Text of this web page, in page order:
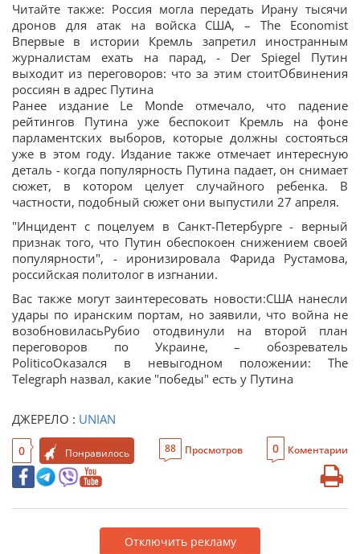
Читайте также: Россия могла передать Ирану тысячи
дронов для атак на войска США, – The Economist
Впервые в истории Кремль запретил иностранным
журналистам ехать на парад, - Der Spiegel Путин
выходит из переговоров: что за этим стоитОбвинения
россиян в адрес Путина
Ранее издание Le Monde отмечало, что падение
рейтингов Путина уже беспокоит Кремль на фоне
парламентских выборов, которые должны состояться
уже в этом году. Издание также отмечает интересную
деталь - когда популярность Путина падает, он снимает
сюжет, в котором целует случайного ребенка. В
частности, подобный сюжет они выпустили 27 апреля.
"Инцидент с поцелуем в Санкт-Петербурге - верный
признак того, что Путин обеспокоен снижением своей
популярности", - иронизировала Фарида Рустамова,
российская политолог в изгнании.
Вас также могут заинтересовать новости:США нанесли
удары по иранским портам, но заявили, что война не
возобновиласьРубио отодвинули на второй план
переговоров по Украине, – обозреватель
PoliticoОказался в невыгодном положении: The
Telegraph назвал, какие "победы" есть у Путина
ДЖЕРЕЛО : UNIAN
0 Понравилось 88 Просмотров 0 Коментарии
Отключить рекламу